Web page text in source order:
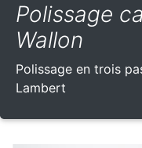
Polissage
Wallon
Polissage en trois
Lambert